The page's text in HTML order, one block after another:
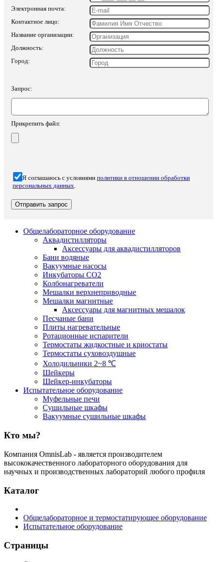
Электронная почта:
Контактное лицо:
Название организации:
Должность:
Город:
Запрос:
Прикрепить файл:
Я соглашаюсь с условиями политики в отношении обработки
персональных данных.
Общелабораторное оборудование
Аквадистилляторы
Аксессуары для аквадистилляторов
Бани водяные
Вакуумные насосы
Инкубаторы CO2
Колбонагреватели
Мешалки верхнеприводные
Мешалки магнитные
Аксессуары для магнитных мешалок
Песчаные бани
Плиты нагревательные
Ротационные испарители
Термостаты жидкостные и криостаты
Термостаты суховоздушные
Холодильники 2~8 ℃
Шейкеры
Шейкер-инкубаторы
Испытательное оборудование
Муфельные печи
Сушильные шкафы
Вакуумные сушильные шкафы
Кто мы?
Компания OmnisLab - является производителем
высококачественного лабораторного оборудования для
научных и производственных лабораторий любого профиля
Каталог
Общелабораторное и термостатирующее оборудование
Испытательное оборудование
Страницы